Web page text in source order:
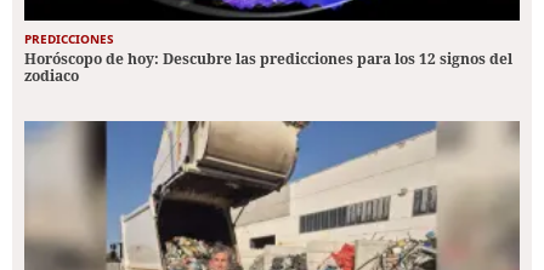
PREDICCIONES
Horóscopo de hoy: Descubre las predicciones para los 12 signos del
zodiaco